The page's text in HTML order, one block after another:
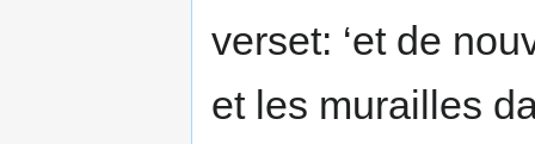
verset: ‘et de
et les murailles